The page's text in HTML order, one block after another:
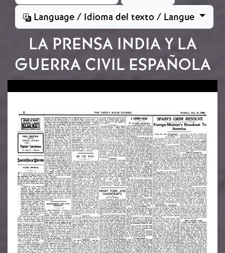
Language / Idioma del texto / Langue
LA PRENSA INDIA Y LA
GUERRA CIVIL ESPAÑOLA